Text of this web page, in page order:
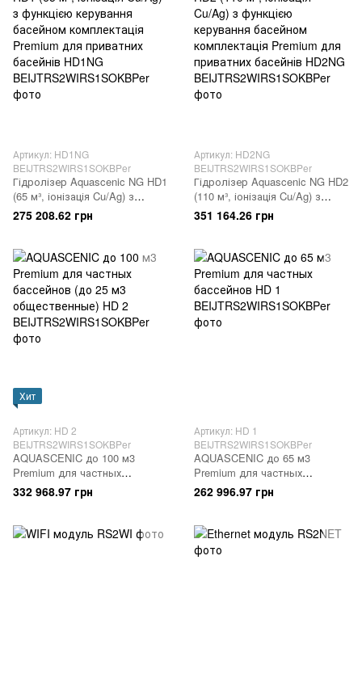
Артикул: HD1NG
BEIJTRS2WIRS1SOKBPer
Гідролізер Aquascenic NG HD1
(65 м³, іонізація Cu/Ag) з
функцією керування басейном
комплектація Premium для
275 208.62 грн
Артикул: HD2NG
BEIJTRS2WIRS1SOKBPer
Гідролізер Aquascenic NG HD2
(110 м³, іонізація Cu/Ag) з
функцією керування басейном
комплектація Premium для
351 164.26 грн
Хит
Артикул: HD 2
BEIJTRS2WIRS1SOKBPer
AQUASCENIC до 100 м3
Premium для частных
бассейнов (до 25 м3
общественные)
332 968.97 грн
Артикул: HD 1
BEIJTRS2WIRS1SOKBPer
AQUASCENIC до 65 м3
Premium для частных
бассейнов
262 996.97 грн